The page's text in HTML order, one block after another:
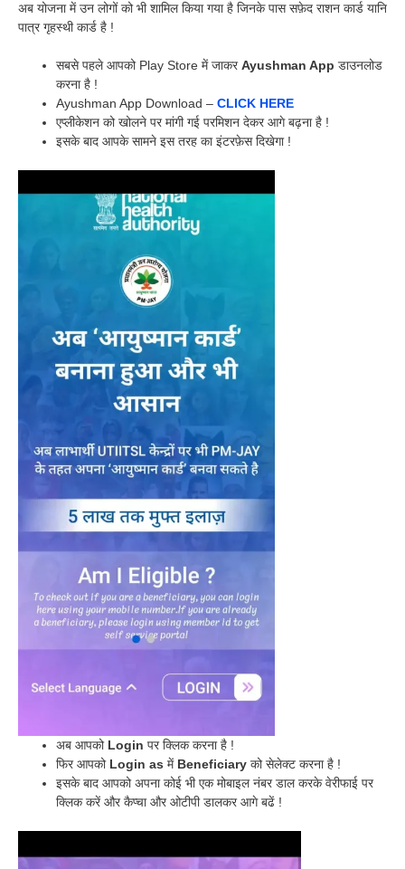
अब योजना में उन लोगों को भी शामिल किया गया है जिनके पास सफ़ेद राशन कार्ड यानि
पात्र गृहस्थी कार्ड है !
सबसे पहले आपको Play Store में जाकरAyushman App डाउनलोड
करना है !
Ayushman App Download – CLICK HERE
एप्लीकेशन को खोलने पर मांगी गई परमिशन देकर आगे बढ़ना है !
इसके बाद आपके सामने इस तरह का इंटरफ़ेस दिखेगा !
अब आपको Login पर क्लिक करना है !
फिर आपको Login as में Beneficiary को सेलेक्ट करना है !
इसके बाद आपको अपना कोई भी एक मोबाइल नंबर डाल करके वेरीफाई पर
क्लिक करें और कैप्चा और ओटीपी डालकर आगे बढें !